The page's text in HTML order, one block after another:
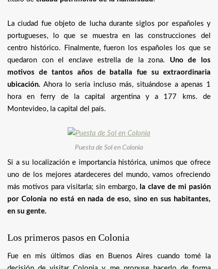
La ciudad fue objeto de lucha durante siglos por españoles y
portugueses, lo que se muestra en las construcciones del
centro histórico. Finalmente, fueron los españoles los que se
quedaron con el enclave estrella de la zona. Uno de los
motivos de tantos años de batalla fue su extraordinaria
ubicación. Ahora lo sería incluso más, situándose a apenas 1
hora en ferry de la capital argentina y a 177 kms. de
Montevideo, la capital del país.
Puesta de Sol en Colonia
Si a su localización e importancia histórica, unimos que ofrece
uno de los mejores atardeceres del mundo, vamos ofreciendo
más motivos para visitarla; sin embargo, la clave de mi pasión
por Colonia no está en nada de eso, sino en sus habitantes,
en su gente.
Los primeros pasos en Colonia
Fue en mis últimos días en Buenos Aires cuando tomé la